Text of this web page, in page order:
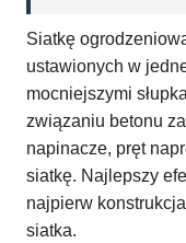
Siatkę
ustawionych w
mocniejszymi
związaniu betonu
napinacze, pręt
siatkę. Najlepszy
najpierw
siatka.